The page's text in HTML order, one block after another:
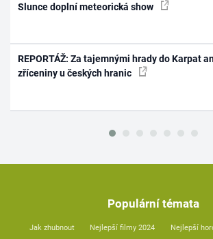
Slunce doplní meteorická show
REPORTÁŽ: Za tajemnými hrady do Karpat
zříceniny u českých hranic
Populární témata
Jak zhubnout Nejlepší filmy 2024 Nejlepší